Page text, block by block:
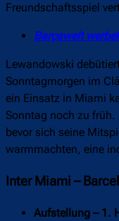
Freundschaftsspiel
Barçawelt
Lewandowski
Sonntagmorgen im
ein Einsatz in Miami
Sonntag noch zu
bevor sich seine
warmmachten, eine
Inter Miami –
Aufstellung – 1.